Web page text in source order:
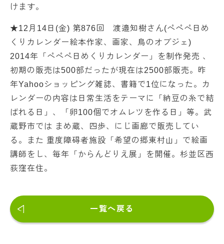
けます。
★12月14日(金) 第876回 渡邉知樹さん(ペペペ日め
くりカレンダー絵本作家、画家、鳥のオブジェ)
2014年「ペペペ日めくりカレンダー」を制作発売 、
初期の販売は500部だったが現在は2500部販売。昨
年Yahooショッピング雑誌、書籍で1位になった。カ
レンダーの内容は日常生活をテーマに「納豆の糸で結
ばれる日」、「卵100個でオムレツを作る日」等。武
蔵野市では まめ蔵、四歩、にじ画廊で販売してい
る。また 重度障碍者施設「希望の郷東村山」で絵画
講師をし、毎年「からんどりえ展」を開催。杉並区西
荻窪在住。
一覧へ戻る